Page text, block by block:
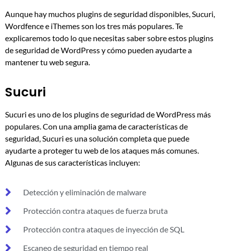
Aunque hay muchos plugins de seguridad disponibles, Sucuri,
Wordfence e iThemes son los tres más populares. Te
explicaremos todo lo que necesitas saber sobre estos plugins
de seguridad de WordPress y cómo pueden ayudarte a
mantener tu web segura.
Sucuri
Sucuri es uno de los plugins de seguridad de WordPress más
populares. Con una amplia gama de características de
seguridad, Sucuri es una solución completa que puede
ayudarte a proteger tu web de los ataques más comunes.
Algunas de sus características incluyen:
Detección y eliminación de malware
Protección contra ataques de fuerza bruta
Protección contra ataques de inyección de SQL
Escaneo de seguridad en tiempo real